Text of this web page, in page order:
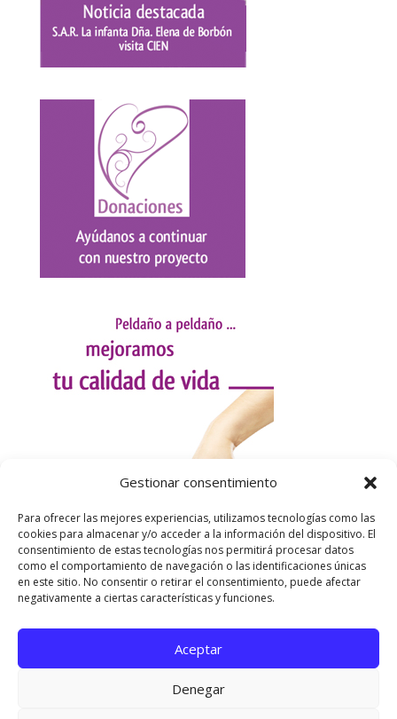
Gestionar consentimiento
Para ofrecer las mejores experiencias, utilizamos tecnologías como las
cookies para almacenar y/o acceder a la información del dispositivo. El
consentimiento de estas tecnologías nos permitirá procesar datos
como el comportamiento de navegación o las identificaciones únicas
en este sitio. No consentir o retirar el consentimiento, puede afectar
negativamente a ciertas características y funciones.
Aceptar
Denegar
Utilizamos cookies para ofrecerte la mejor experiencia en
Puedes aprender más sobre qué cookies utilizamos o